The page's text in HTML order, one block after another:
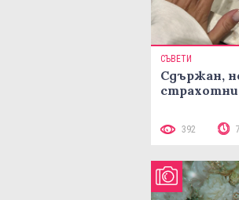
СЪВЕТИ
Сдържан,
страхотни
392